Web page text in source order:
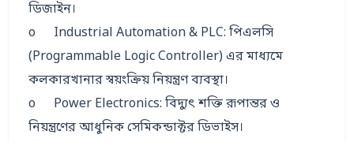
ডিজাইন।
o	Industrial Automation & PLC: পিএলসি
(Programmable Logic Controller) এর মাধ্যমে
কলকারখানার স্বয়ংক্রিয় নিয়ন্ত্রণ ব্যবস্থা।
o	Power Electronics: বিদ্যুৎ শক্তি রূপান্তর ও
নিয়ন্ত্রণের আধুনিক সেমিকন্ডাক্টর ডিভাইস।